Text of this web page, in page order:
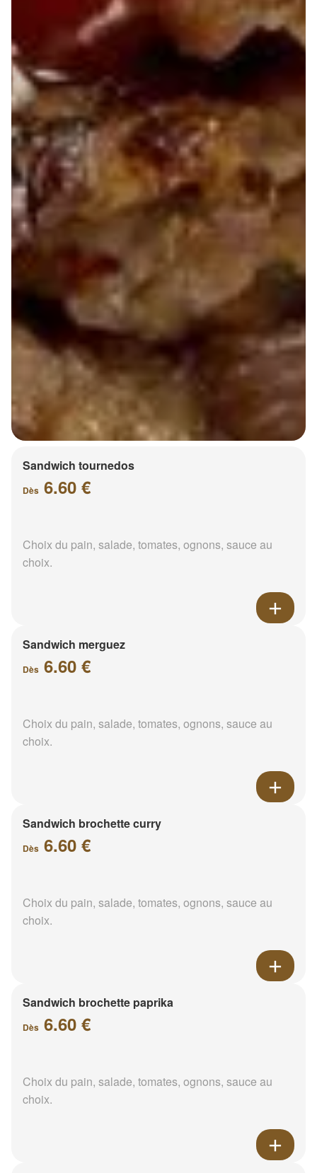
Sandwich tournedos
Dès 6.60 €
Choix du pain, salade, tomates, ognons, sauce au
choix.
Sandwich merguez
Dès 6.60 €
Choix du pain, salade, tomates, ognons, sauce au
choix.
Sandwich brochette curry
Dès 6.60 €
Choix du pain, salade, tomates, ognons, sauce au
choix.
Sandwich brochette paprika
Dès 6.60 €
Choix du pain, salade, tomates, ognons, sauce au
choix.